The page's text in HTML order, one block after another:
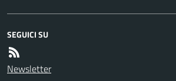
SEGUICI SU
Newsletter